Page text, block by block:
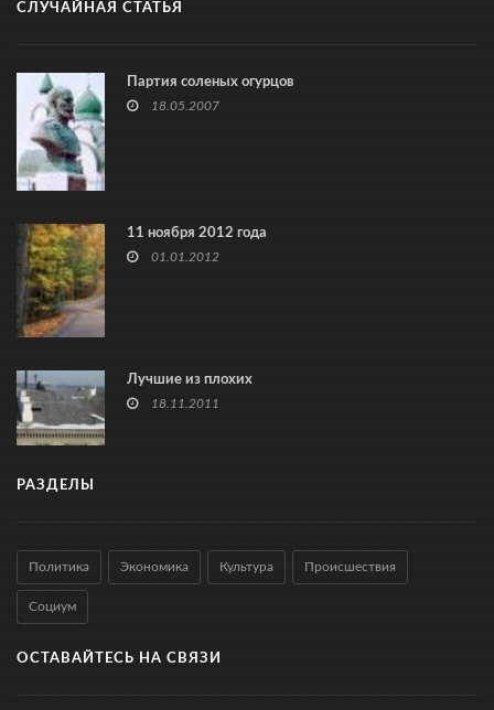
СЛУЧАЙНАЯ СТАТЬЯ
Партия соленых огурцов
18.05.2007
11 ноября 2012 года
01.01.2012
Лучшие из плохих
18.11.2011
РАЗДЕЛЫ
Политика Экономика Культура Происшествия
Социум
ОСТАВАЙТЕСЬ НА СВЯЗИ